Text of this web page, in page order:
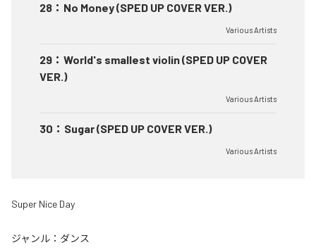
28 ： No Money (SPED UP COVER VER.)
Various Artists
29 ： World's smallest violin (SPED UP COVER
VER.)
Various Artists
30 ： Sugar (SPED UP COVER VER.)
Various Artists
Super Nice Day
ジャンル： ダンス